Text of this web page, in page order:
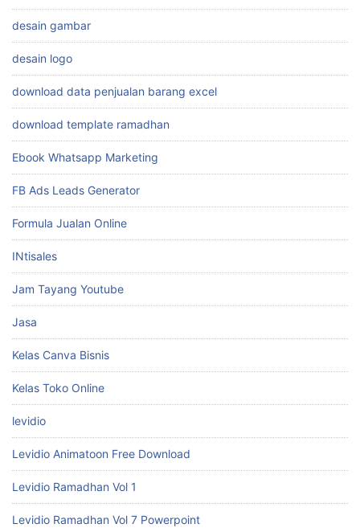
desain gambar
desain logo
download data penjualan barang excel
download template ramadhan
Ebook Whatsapp Marketing
FB Ads Leads Generator
Formula Jualan Online
INtisales
Jam Tayang Youtube
Jasa
Kelas Canva Bisnis
Kelas Toko Online
levidio
Levidio Animatoon Free Download
Levidio Ramadhan Vol 1
Levidio Ramadhan Vol 7 Powerpoint